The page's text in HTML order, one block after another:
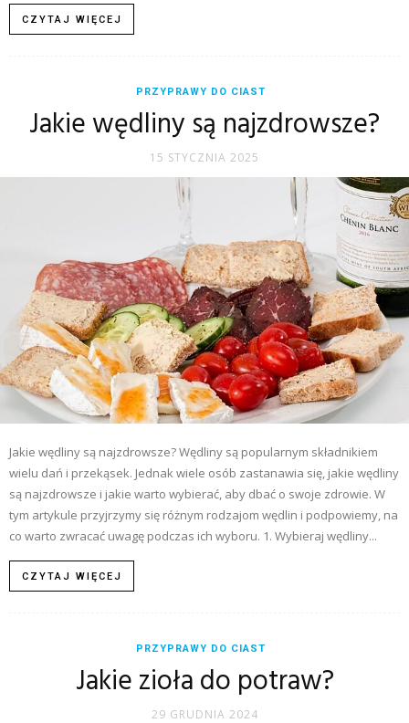
CZYTAJ WIĘCEJ
PRZYPRAWY DO CIAST
Jakie wędliny są najzdrowsze?
15 STYCZNIA 2025
Jakie wędliny są najzdrowsze? Wędliny są popularnym składnikiem
wielu dań i przekąsek. Jednak wiele osób zastanawia się, jakie wędliny
są najzdrowsze i jakie warto wybierać, aby dbać o swoje zdrowie. W
tym artykule przyjrzymy się różnym rodzajom wędlin i podpowiemy, na
co warto zwracać uwagę podczas ich wyboru. 1. Wybieraj wędliny...
CZYTAJ WIĘCEJ
PRZYPRAWY DO CIAST
Jakie zioła do potraw?
29 GRUDNIA 2024